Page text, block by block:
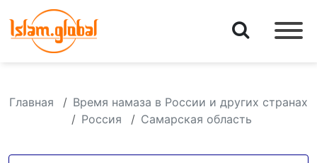
Главная
Время намаза в России и других странах
Россия
Самарская область